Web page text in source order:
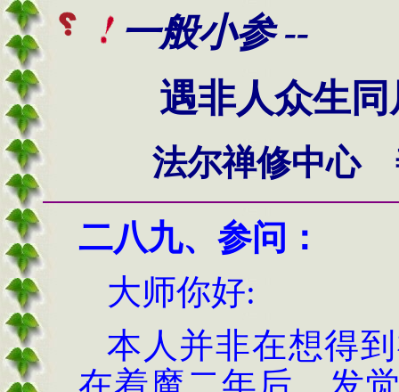
一般小参 --
遇非人众生
法尔禅修中心
二八九、 参问 ：
大师你好:
本人并非在想得